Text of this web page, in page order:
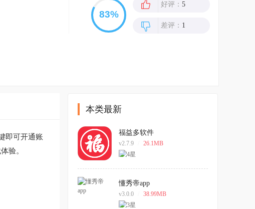
好评： 5
差评： 1
即可开通账
验。
本类最新
福益多软件
v2.7.9 26.1MB
懂秀帝app
v3.0.0 38.99MB